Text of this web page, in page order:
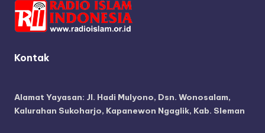
Kontak
Alamat Yayasan: Jl. Hadi Mulyono, Dsn. Wonosalam,
Kalurahan Sukoharjo, Kapanewon Ngaglik, Kab. Sleman